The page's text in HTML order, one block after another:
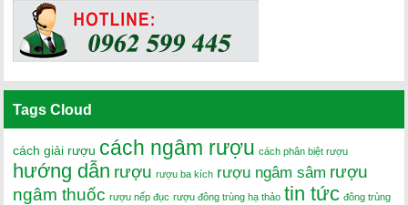
Tags Cloud
cách giải rượu cách ngâm rượu cách phân biệt rượu
hướng dẫn rượu rượu ba kích rượu ngâm sâm rượu
ngâm thuốc rượu nếp đục rượu đông trùng hạ thảo tin tức đông trùng